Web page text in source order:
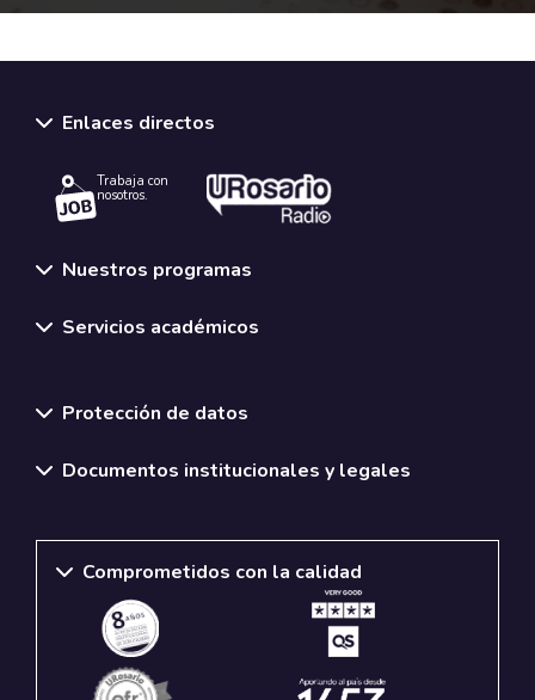
Enlaces directos
Trabaja con
nosotros.
Nuestros programas
Servicios académicos
Protección de datos
Documentos institucionales y legales
Comprometidos con la calidad